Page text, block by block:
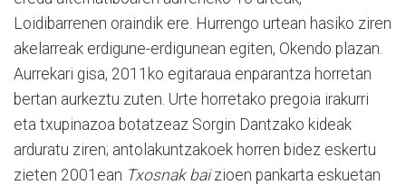
Loidibarrenen oraindik ere. Hurrengo urtean hasiko ziren
akelarreak erdigune-erdigunean egiten, Okendo plazan.
Aurrekari gisa, 2011ko egitaraua enparantza horretan
bertan aurkeztu zuten. Urte horretako pregoia irakurri
eta txupinazoa botatzeaz Sorgin Dantzako kideak
arduratu ziren; antolakuntzakoek horren bidez eskertu
zieten 2001ean Txosnak baizioen pankarta eskuetan